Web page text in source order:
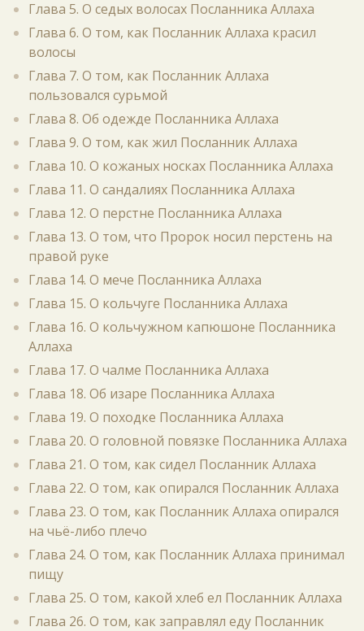
Глава 5. О седых волосах Посланника Аллаха
Глава 6. О том, как Посланник Аллаха красил
волосы
Глава 7. О том, как Посланник Аллаха
пользовался сурьмой
Глава 8. Об одежде Посланника Аллаха
Глава 9. О том, как жил Посланник Аллаха
Глава 10. О кожаных носках Посланника Аллаха
Глава 11. О сандалиях Посланника Аллаха
Глава 12. О перстне Посланника Аллаха
Глава 13. О том, что Пророк носил перстень на
правой руке
Глава 14. О мече Посланника Аллаха
Глава 15. О кольчуге Посланника Аллаха
Глава 16. О кольчужном капюшоне Посланника
Аллаха
Глава 17. О чалме Посланника Аллаха
Глава 18. Об изаре Посланника Аллаха
Глава 19. О походке Посланника Аллаха
Глава 20. О головной повязке Посланника Аллаха
Глава 21. О том, как сидел Посланник Аллаха
Глава 22. О том, как опирался Посланник Аллаха
Глава 23. О том, как Посланник Аллаха опирался
на чьё-либо плечо
Глава 24. О том, как Посланник Аллаха принимал
пищу
Глава 25. О том, какой хлеб ел Посланник Аллаха
Глава 26. О том, как заправлял еду Посланник